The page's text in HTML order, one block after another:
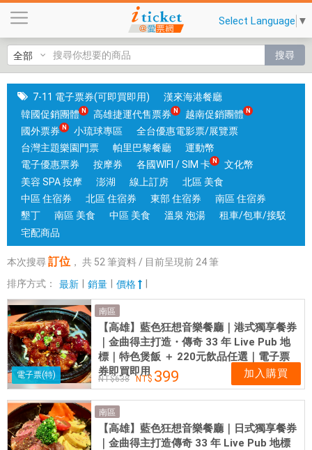
|
國
旅
卡
門
市
可
核
銷
；
銷
各
國
體
卡
可
即
Select Language ▼
搜尋
7-11 電子票券(可即買即用)
漢來海港餐廳
韓國促銷團體
高雄捷運代售票券
越南促銷團體
國外票券
小琉球專區
全台優惠電影票/展覽票
台灣主題樂園門票
帕里巴黎餐廳
運動幣
電子優惠票券
按摩券 各國WIFI / SIM 卡
文化幣
美容 SPA 按摩
澎湖 線上訂房
北區 美食
中區 住宿券
北區 住宿券 東部 住宿券
南區 住宿券
墾丁
南區 美食 中區 美食 溫泉 泡湯
租車/包車/接駁
宅配商品
本次搜尋 訂位 ， 共 52 筆資料 / 目前呈現前 24 筆
排序方式：
最新 銷量 價格
電子票(特)
南區
【高雄】藍色狂想音樂餐廳｜港式獨享餐券
｜金曲得主打造・傳奇 33 年 Live Pub 地
標｜特色煲飯 ＋ 220元飲品任選｜電子票
券即買即用
638 399 加入購買
南區
【高雄】藍色狂想音樂餐廳｜日式獨享餐券
｜金曲得主打造傳奇 33 年 Live Pub 地標